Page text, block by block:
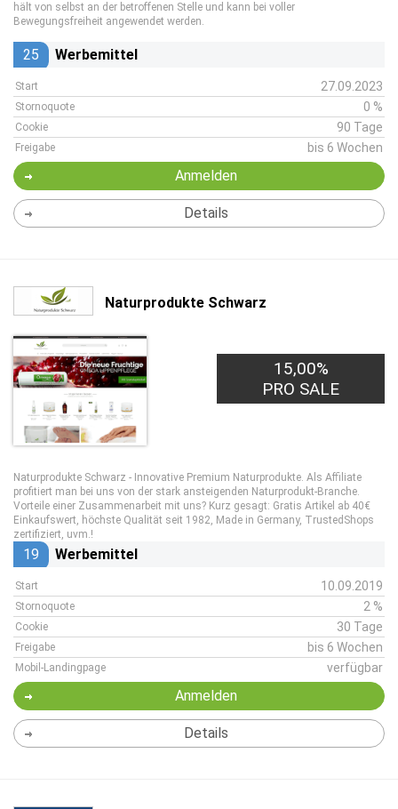
hält von selbst an der betroffenen Stelle und kann bei voller
Bewegungsfreiheit angewendet werden.
25 Werbemittel
Start 27.09.2023
Stornoquote 0 %
Cookie 90 Tage
Freigabe bis 6 Wochen
Anmelden
Details
Naturprodukte Schwarz
15,00%
PRO SALE
Naturprodukte Schwarz - Innovative Premium Naturprodukte. Als Affiliate
profitiert man bei uns von der stark ansteigenden Naturprodukt-Branche.
Vorteile einer Zusammenarbeit mit uns? Kurz gesagt: Gratis Artikel ab 40€
Einkaufswert, höchste Qualität seit 1982, Made in Germany, TrustedShops
zertifiziert, uvm.!
19 Werbemittel
Start 10.09.2019
Stornoquote 2 %
Cookie 30 Tage
Freigabe bis 6 Wochen
Mobil-Landingpage verfügbar
Anmelden
Details